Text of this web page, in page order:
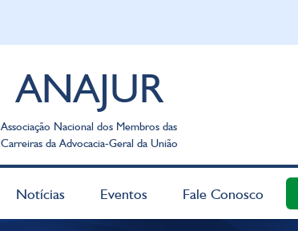
ANAJUR
Associação Nacional dos Membros das
Carreiras da Advocacia-Geral da União
Notícias Eventos Fale Conosco